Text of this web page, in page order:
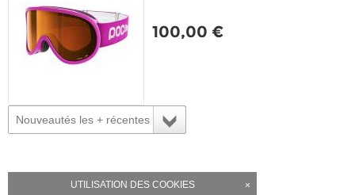
UTILISATION DES COOKIES ×
100,00 €
Nouveautés les + récentes